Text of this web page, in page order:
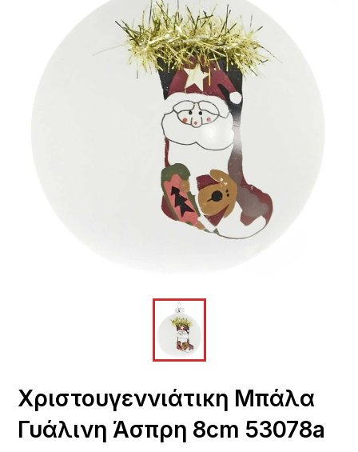
Χριστουγεννιάτικη Μπάλα
Γυάλινη Άσπρη 8cm 53078a